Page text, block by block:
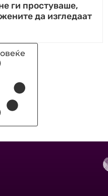
ги простуваше,
да изгледаат